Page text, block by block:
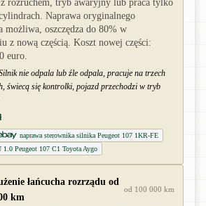
rozruchem, tryb awaryjny lub praca tylko
Naprawa oryginalnego
możliwa, oszczędza do 80% w
z nową częścią. Koszt nowej części:
euro.
nie odpala lub źle odpala, pracuje na trzech
świecą się kontrolki, pojazd przechodzi w tryb
naprawa sterownika silnika Peugeot 107 1KR-FE
1.0 Peugeot 107 C1 Toyota Aygo
łańcucha rozrządu od
km
od 100 000 km